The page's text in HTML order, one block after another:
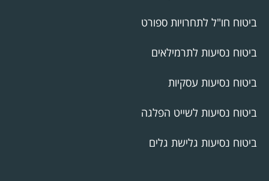
ביטוח חו"ל לתחרויות ספורט
ביטוח נסיעות לתרמילאים
ביטוח נסיעות עסקיות
ביטוח נסיעות לשייט הפלגה
ביטוח נסיעות גלישת גלים